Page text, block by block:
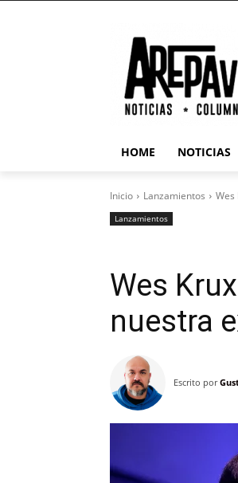
HOME NOTICIAS
Inicio Lanzamientos Wes
Lanzamientos
Wes
nuestra
Escrito por